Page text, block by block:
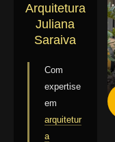
Arquitetura
Juliana
Saraiva
Com
expertise
em
arquitetur
a